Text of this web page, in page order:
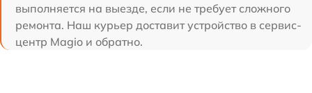
выполняется на выезде, если не требует сложного
ремонта. Наш курьер доставит устройство в сервис-
центр Magio и обратно.